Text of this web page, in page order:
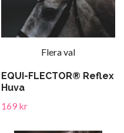
Flera val
EQUI-FLECTOR® Reflex
Huva
169 kr